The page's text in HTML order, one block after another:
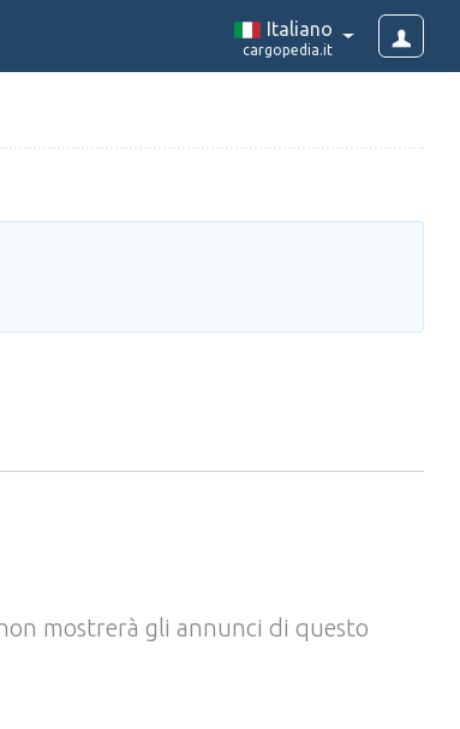
Italiano
cargopedia.it
mostrerà gli annunci di questo